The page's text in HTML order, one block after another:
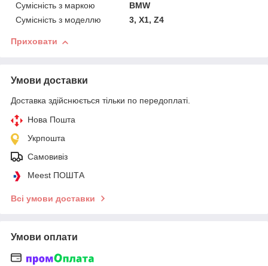
Сумісність з маркою
BMW
Сумісність з моделлю
3, X1, Z4
Приховати
Умови доставки
Доставка здійснюється тільки по передоплаті.
Нова Пошта
Укрпошта
Самовивіз
Meest ПОШТА
Всі умови доставки
Умови оплати